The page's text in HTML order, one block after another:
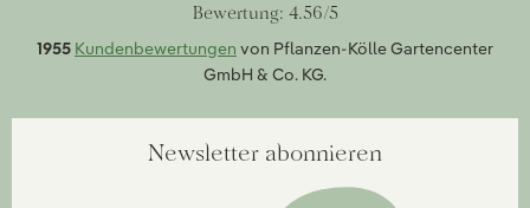
Bewertung: 4.56/5
1955 Kundenbewertungen von Pflanzen-Kölle Gartencenter
GmbH & Co. KG.
Newsletter abonnieren